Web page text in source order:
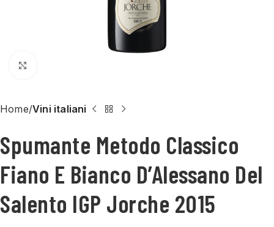
Home Vini italiani
Spumante Metodo Classico
Fiano E Bianco D’Alessano Del
Salento IGP Jorche 2015